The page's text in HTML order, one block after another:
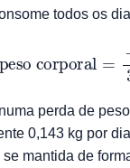
todos os
perda de
0,143 kg por
mantida de